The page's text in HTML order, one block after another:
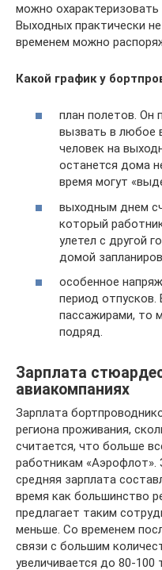
можно
Выходных практически
временем можно
Какой график у
план полетов. Он
вызвать в любое
человек на
останется дома
время могут
выходным днем
который
улетел с другой
домой
особенное
период отпусков.
пассажирами, то
подряд.
Зарплата
авиакомпаниях
Зарплата
региона проживания,
считается, что больше
работникам «Аэрофлот».
средняя зарплата
время как большинство
предлагает таким
меньше. Со временем
связи с большим
увеличивается до 80-100